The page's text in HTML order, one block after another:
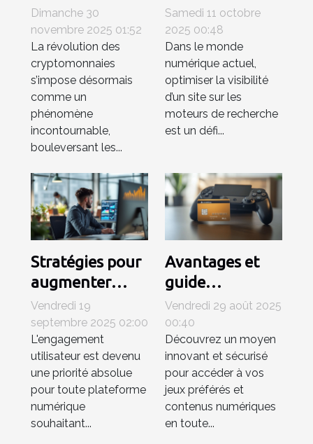
tendances en
cryptomonnaies
influencent
l'économie
mondiale ?
Dimanche 30
novembre 2025 01:52
La révolution des
cryptomonnaies
s’impose désormais
comme un
phénomène
incontournable,
bouleversant les...
référencement
naturel efficace
et durable
Samedi 11 octobre
2025 00:48
Dans le monde
numérique actuel,
optimiser la visibilité
d’un site sur les
moteurs de recherche
est un défi...
Stratégies pour
augmenter
l'engagement
utilisateur sur
les plateformes
numériques
Vendredi 19
septembre 2025 02:00
L'engagement
utilisateur est devenu
une priorité absolue
pour toute plateforme
numérique
souhaitant...
Avantages et
guide
d'utilisation
pour acheter
des cartes PSN
par Allopass
Vendredi 29 août 2025
00:40
Découvrez un moyen
innovant et sécurisé
pour accéder à vos
jeux préférés et
contenus numériques
en toute...